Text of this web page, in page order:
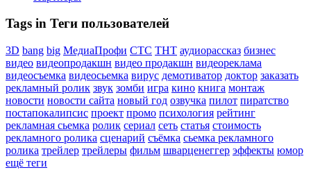
Tags in Теги пользователей
3D bang big МедиаПрофи СТС ТНТ аудиорассказ бизнес
видео видеопродакшн видео продакшн видеореклама
видеосъемка видеосьемка вирус демотиватор доктор заказать
рекламный ролик звук зомби игра кино книга монтаж
новости новости сайта новый год озвучка пилот пиратство
постапокалипсис проект промо психология рейтинг
рекламная сьемка ролик сериал сеть статья стоимость
рекламного ролика сценарий съёмка сьемка рекламного
ролика трейлер трейлеры фильм шварценеггер эффекты юмор
ещё теги